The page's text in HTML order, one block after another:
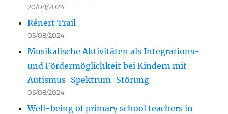
20/08/2024
Rénert Trail
05/08/2024
Musikalische Aktivitäten als Integrations-
und Fördermöglichkeit bei Kindern mit
Autismus-Spektrum-Störung
05/08/2024
Well-being of primary school teachers in